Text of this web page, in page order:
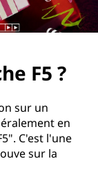
F5 ?
sur un
en
C'est l'une
sur la